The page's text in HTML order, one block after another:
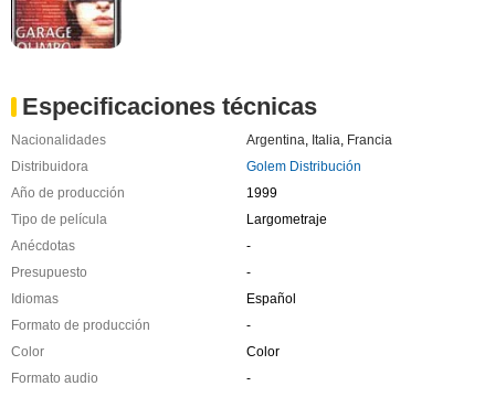
Especificaciones técnicas
Nacionalidades Argentina Italia Francia
Distribuidora
Golem Distribución
Año de producción
1999
Tipo de película
Largometraje
Anécdotas
-
Presupuesto
-
Idiomas
Español
Formato de producción
-
Color
Color
Formato audio
-